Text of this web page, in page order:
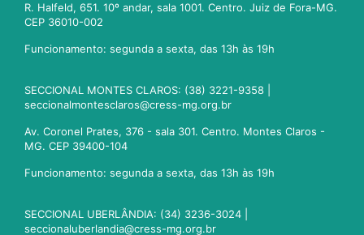
R. Halfeld, 651. 10º andar, sala 1001. Centro. Juiz de Fora-MG.
CEP 36010-002
Funcionamento: segunda a sexta, das 13h às 19h
SECCIONAL MONTES CLAROS: (38) 3221-9358 |
seccionalmontesclaros@cress-mg.org.br
Av. Coronel Prates, 376 - sala 301. Centro. Montes Claros -
MG. CEP 39400-104
Funcionamento: segunda a sexta, das 13h às 19h
SECCIONAL UBERLÂNDIA: (34) 3236-3024 |
seccionaluberlandia@cress-mg.org.br